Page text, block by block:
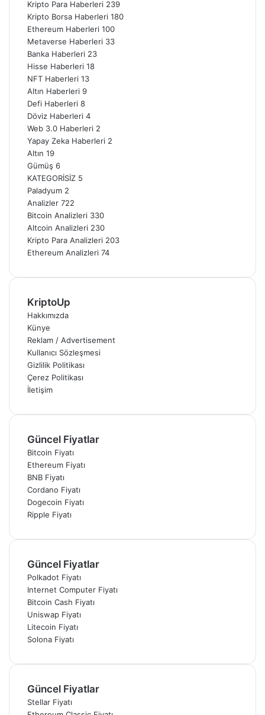
Kripto Para Haberleri 239
Kripto Borsa Haberleri 180
Ethereum Haberleri 100
Metaverse Haberleri 33
Banka Haberleri 23
Hisse Haberleri 18
NFT Haberleri 13
Altın Haberleri 9
Defi Haberleri 8
Döviz Haberleri 4
Web 3.0 Haberleri 2
Yapay Zeka Haberleri 2
Altın 19
Gümüş 6
KATEGORİSİZ 5
Paladyum 2
Analizler 722
Bitcoin Analizleri 330
Altcoin Analizleri 230
Kripto Para Analizleri 203
Ethereum Analizleri 74
KriptoUp
Hakkımızda
Künye
Reklam / Advertisement
Kullanıcı Sözleşmesi
Gizlilik Politikası
Çerez Politikası
İletişim
Güncel Fiyatlar
Bitcoin Fiyatı
Ethereum Fiyatı
BNB Fiyatı
Cordano Fiyatı
Dogecoin Fiyatı
Ripple Fiyatı
Güncel Fiyatlar
Polkadot Fiyatı
Internet Computer Fiyatı
Bitcoin Cash Fiyatı
Uniswap Fiyatı
Litecoin Fiyatı
Solona Fiyatı
Güncel Fiyatlar
Stellar Fiyatı